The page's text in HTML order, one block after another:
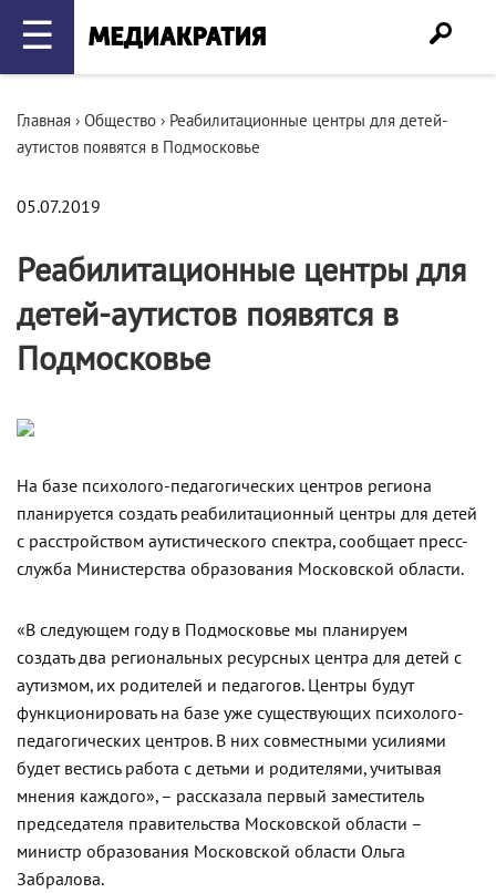
☰
Главная › Общество › Реабилитационные центры для детей-
аутистов появятся в Подмосковье
05.07.2019
Реабилитационные центры для
детей-аутистов появятся в
Подмосковье
На базе психолого-педагогических центров региона
планируется создать реабилитационный центры для детей
с расстройством аутистического спектра, сообщает пресс-
служба Министерства образования Московской области.
«В следующем году в Подмосковье мы планируем
создать два региональных ресурсных центра для детей с
аутизмом, их родителей и педагогов. Центры будут
функционировать на базе уже существующих психолого-
педагогических центров. В них совместными усилиями
будет вестись работа с детьми и родителями, учитывая
мнения каждого», – рассказала первый заместитель
председателя правительства Московской области –
министр образования Московской области Ольга
Забралова.